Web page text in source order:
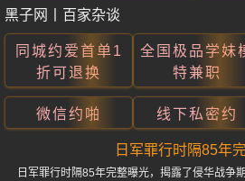
黑子网 百家杂谈
同城约爱首单1
折可退换
全国极品学妹
特兼职
微信约啪 线下私密约
日军罪行时隔85年
日军罪行时隔85年完整曝光，揭露了侵华战争